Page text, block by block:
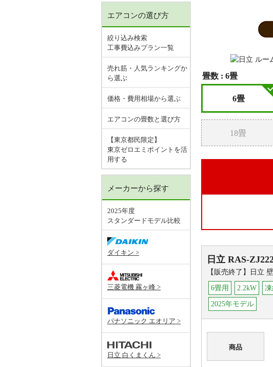
畳数 : 6畳
6畳
18畳
日立 RAS-
【販売終了】日立
6畳用 2.2kW
2025年モデル
商品
エアコンの選び方
絞り込み検索
工事費込みプラン一覧
売れ筋・人気ランキングか
ら選ぶ
価格・費用相場から選ぶ
エアコンの畳数と選び方
【東京都民限定】
東京ゼロエミポイントを活
用する
メーカーから探す
2025年度
スタンダードモデル比較
ダイキン >
三菱電機 霧ヶ峰 >
パナソニック エオリア >
日立 白くまくん >